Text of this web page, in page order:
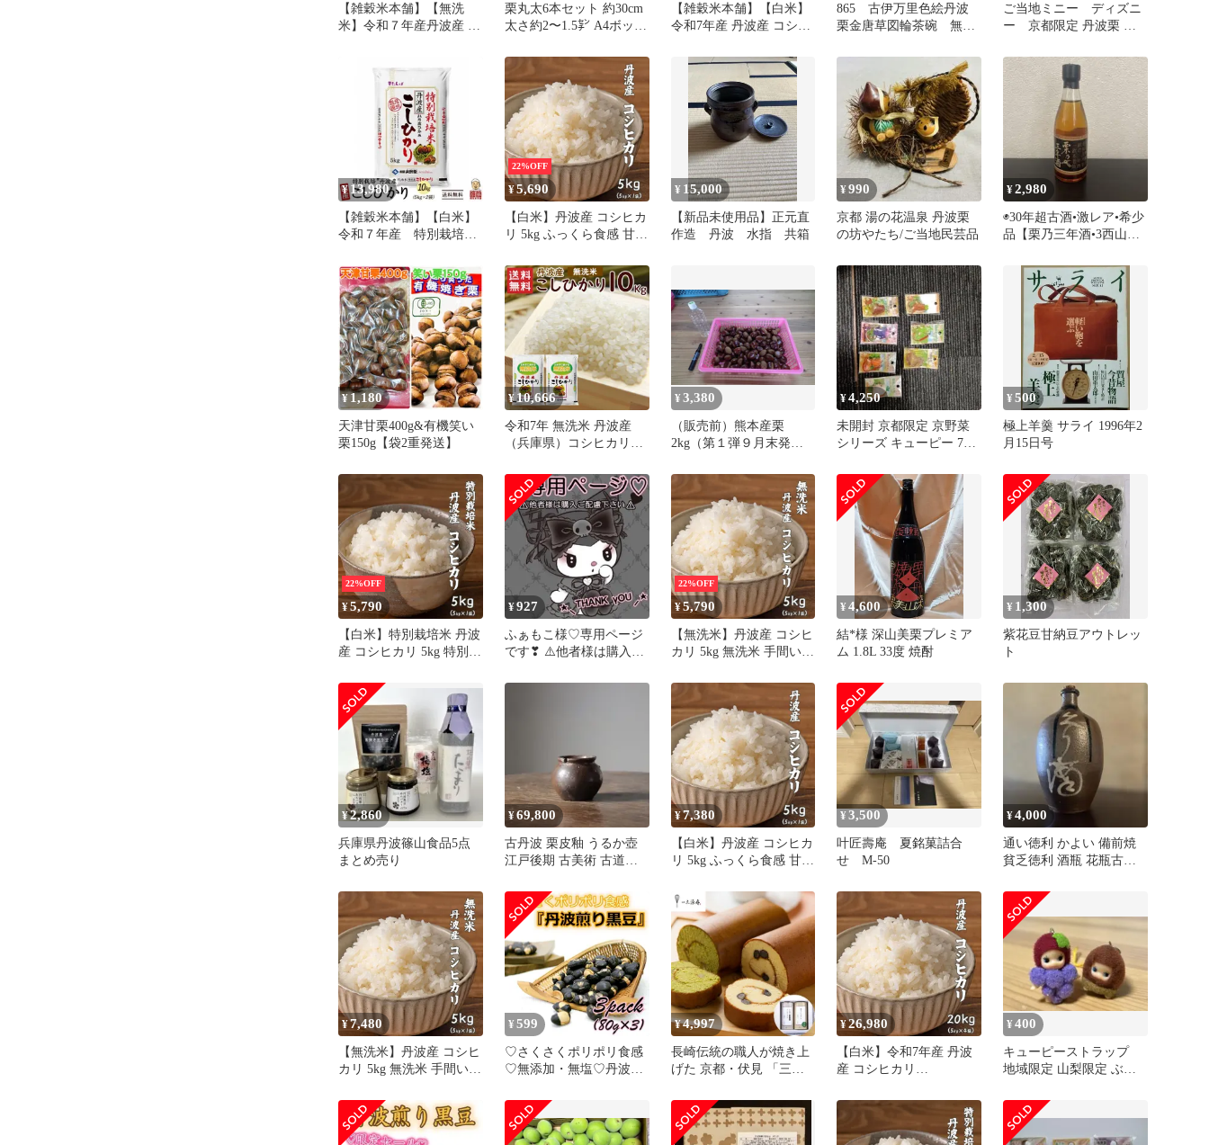
【雑穀米本舗】【無洗
米】令和７年産丹波産 コ
くら食感 甘み豊か つや
つや炊き上がり 毎日のご
はん 家庭用 ストック 大
容量 お得 美味しい
栗丸太6本セット 約30cm
太さ約2〜1.5㌢ A4ボック
【雑穀米本舗】【白米】
令和7年産 丹波産 コシヒ
令和7年産 丹波産 コシヒ
カリ 甘み豊か ふっくら
食感 つやつや炊き上がり
毎日のごはん 家庭用 ス
トック お得 美味しい
865 古伊万里色絵丹波
栗金唐草図輪茶碗 無傷
ご当地ミニー ディズニ
ー 京都限定 丹波栗 ス
¥13,980
【雑穀米本舗】【白米】
令和７年産 特別栽培米
10kg(5kg×2袋) 特別栽培
安心品質 ふっくら食感
甘み豊か つやつや炊き上
がり 毎日のごはん 家庭
用 ストック 大容量 お得
美味しい ※
22%OFF
¥5,690
【白米】丹波産 コシヒカ
リ 5kg ふっくら食感 甘み
毎日のごはんに最適 和食
に合う 家庭用 ストック
大容量 お得 美味しい ※
¥ 15,000
【新品未使用品】正元直
作造 丹波 水指 共箱
¥990
京都 湯の花温泉 丹波栗
の坊やたち/ご当地民芸品
¥2,980
◉30年超古酒•激レア•希少
品【栗乃三年酒•3西山酒
¥1,180
天津甘栗400g&有機笑い
栗150g【袋2重発送】
¥ 10,666
令和7年 無洗米 丹波産
（兵庫県）コシヒカリ
料 令和7年産 こしひかり
コシヒカリ 精米 お米 米
丹波産 兵庫県産（北海
道・沖縄発送不可）
¥3,380
（販売前）熊本産栗
2kg（第１弾９月末発
¥4,250
未開封 京都限定 京野菜
シリーズ キューピー 7個
¥500
極上羊羹 サライ 1996年2
月15日号
22%OFF
¥5,790
【白米】特別栽培米 丹波
産 コシヒカリ 5kg 特別栽
感 甘み豊か つやつや炊
き上がり 毎日のごはん
家庭用 ストック 大容量
お得 美味しい ※
¥927
ふぁもこ様♡専用ページ
です❣ ⚠️他者様は購入ご
22%OFF
¥5,790
【無洗米】丹波産 コシヒ
カリ 5kg 無洗米 手間いら
か つやつや炊き上がり
毎日のごはん 家庭用 ス
トック 大容量 お得 美味
しい ※
¥4,600
結*様 深山美栗プレミア
ム 1.8L 33度 焼酎
¥ 1,300
紫花豆甘納豆アウトレッ
ト
¥2,860
兵庫県丹波篠山食品5点
まとめ売り
¥69,800
古丹波 栗皮釉 うるか壺
江戸後期 古美術 古道具
¥7,380
【白米】丹波産 コシヒカ
リ 5kg ふっくら食感 甘み
毎日のごはんに最適 和食
に合う 家庭用 ストック
大容量 お得 美味しい
¥3,500
叶匠壽庵 夏銘菓詰合
せ M-50
¥4,000
通い徳利 かよい 備前焼
貧乏徳利 酒瓶 花瓶古道
器
¥7,480
【無洗米】丹波産 コシヒ
カリ 5kg 無洗米 手間いら
か つやつや炊き上がり
毎日のごはん 家庭用 ス
トック 大容量 お得 美味
¥ 599
♡さくさくポリポリ食感
♡無添加・無塩♡丹波煎
80g×3袋) ヘルシー 健康
国産 黒豆 豆菓子
¥4,997
長崎伝統の職人が焼き上
げた 京都・伏見 「三源
2種類 各1本(300g)
¥26,980
【白米】令和7年産 丹波
産 コシヒカリ
米 こしひかり 米 お米 白
米 白米 令和7年産 丹波産
コシヒカリ 甘み豊か ふ
¥400
キューピーストラップ
地域限定 山梨限定 ぶど